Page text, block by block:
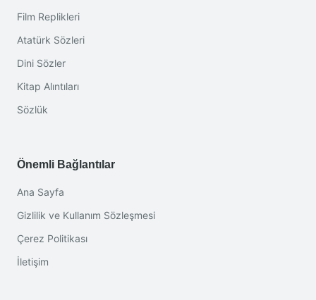
Film Replikleri
Atatürk Sözleri
Dini Sözler
Kitap Alıntıları
Sözlük
Önemli Bağlantılar
Ana Sayfa
Gizlilik ve Kullanım Sözleşmesi
Çerez Politikası
İletişim